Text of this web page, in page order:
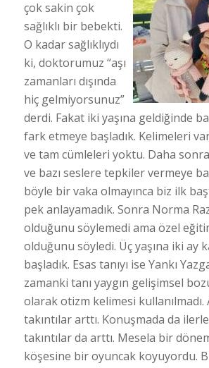
çok sakin çok
sağlıklı bir bebekti.
O kadar sağlıklıydı
ki, doktorumuz “aşı
zamanları dışında
hiç gelmiyorsunuz”
derdi. Fakat iki yaşına geldiğinde
fark etmeye başladık. Kelimeleri
ve tam cümleleri yoktu. Daha
ve bazı seslere tepkiler vermeye
böyle bir vaka olmayınca biz ilk
pek anlayamadık. Sonra Norma
olduğunu söylemedi ama özel
olduğunu söyledi. Üç yaşına iki ay
başladık. Esas tanıyı ise Yankı
zamanki tanı yaygın gelişimsel
olarak otizm kelimesi kullanılmadı.
takıntılar arttı. Konuşmada da
takıntılar da arttı. Mesela bir
köşesine bir oyuncak koyuyordu.